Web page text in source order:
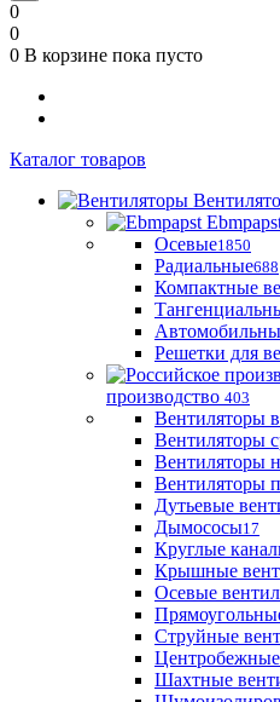
0
0
0 В корзине пока пусто
Каталог товаров
Осевые1850
Радиальные688
Компактные
Решетки для
производство 403
Вентиляторы
Вентиляторы
Вентиляторы
Вентиляторы
Дутьевые
Дымососы17
Круглые
Крышные
Осевые
Струйные
Шахтные